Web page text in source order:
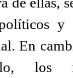
En
los